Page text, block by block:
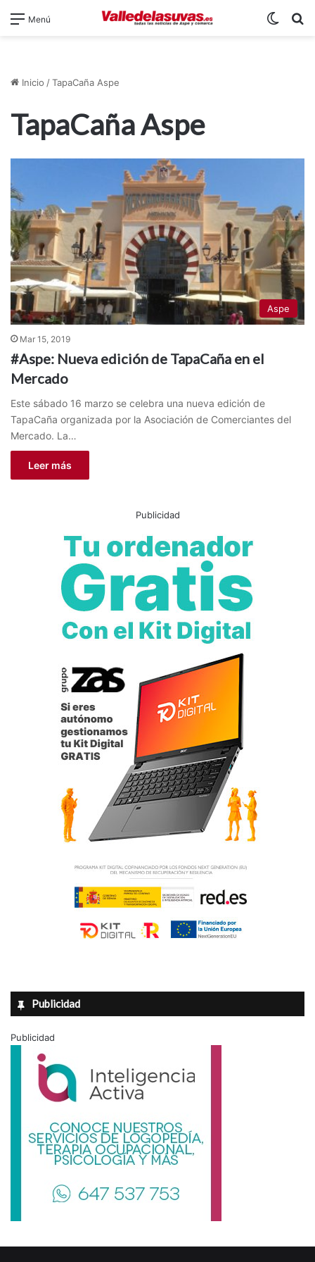
Menú
Inicio /TapaCaña Aspe
TapaCaña Aspe
Aspe
Mar 15, 2019
#Aspe: Nueva edición de TapaCaña en el
Mercado
Este sábado 16 marzo se celebra una nueva edición de
TapaCaña organizada por la Asociación de Comerciantes del
Mercado. La…
Leer más
Publicidad
Publicidad
Publicidad